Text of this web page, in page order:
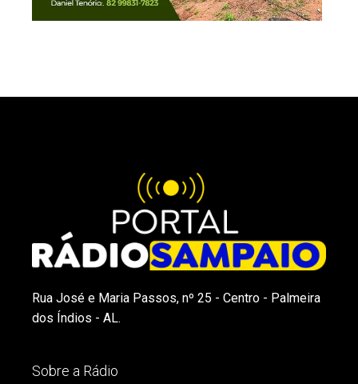
Rua José e Maria Passos, nº 25 - Centro - Palmeira
dos Índios - AL.
Sobre a Rádio